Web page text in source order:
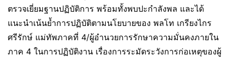
ตรวจเยี่ยมฐานปฏิบัติการ พร้อมทั้งพบปะกำลังพล และได้
แนะนำเน้นย้ำการปฏิบัติตามนโยบายของ พลโท เกรียงไกร
ศรีรักษ์ แม่ทัพภาคที่ 4/ผู้อำนวยการรักษาความมั่นคงภายใน
ภาค 4 ในการปฏิบัติงาน เรื่องการระมัดระวังการก่อเหตุของผู้